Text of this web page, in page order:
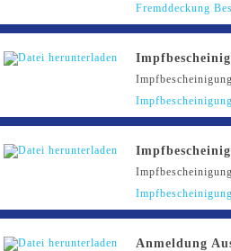
Fremddeckung
Anmeldung